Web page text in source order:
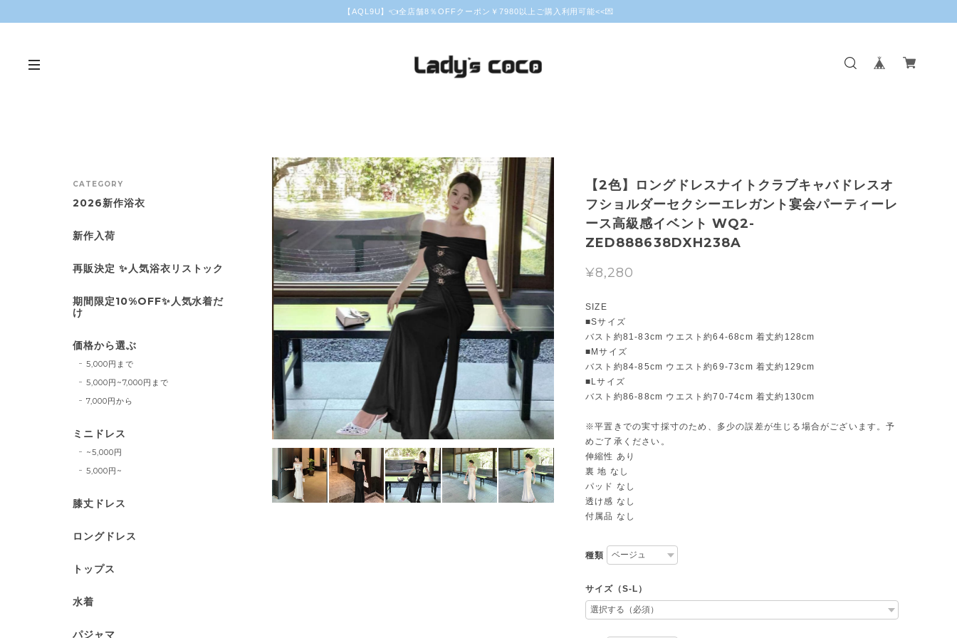
【AQL9U】👈全店舗8％OFFクーポン￥7980以上ご購入利用可能<<💌
【2色】ロングドレスナイトクラブキャバドレスオ
フショルダーセクシーエレガント宴会パーティーレ
ース高級感イベント WQ2-
ZED888638DXH238A
¥8,280
SIZE
■Sサイズ
バスト約81-83cm ウエスト約64-68cm 着丈約128cm
■Mサイズ
バスト約84-85cm ウエスト約69-73cm 着丈約129cm
■Lサイズ
バスト約86-88cm ウエスト約70-74cm 着丈約130cm
※平置きでの実寸採寸のため、多少の誤差が生じる場合がございます。予
めご了承ください。
伸縮性 あり
裏 地 なし
パッド なし
透け感 なし
付属品 なし
種類
サイズ（S-L）
CATEGORY
2026新作浴衣
新作入荷
再販決定 ✨人気浴衣リストック
期間限定10%OFF✨人気水着だ
け
価格から選ぶ
5,000円まで
5,000円~7,000円まで
7,000円から
ミニドレス
~5,000円
5,000円~
膝丈ドレス
ロングドレス
トップス
水着
パジャマ